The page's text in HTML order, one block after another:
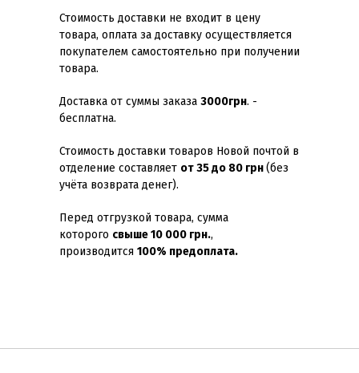
Стоимость доставки не входит в цену
товара, оплата за доставку осуществляется
покупателем самостоятельно при получении
товара.
Доставка от суммы заказа 3000грн. -
бесплатна.
Стоимость доставки товаров Новой почтой в
отделение составляет от 35 до 80 грн(без
учёта возврата денег).
Перед отгрузкой товара, сумма
которого свыше 10 000 грн.,
производится 100% предоплата.